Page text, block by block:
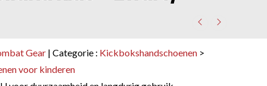
Gear | Categorie : Kickbokshandschoenen >
voor kinderen